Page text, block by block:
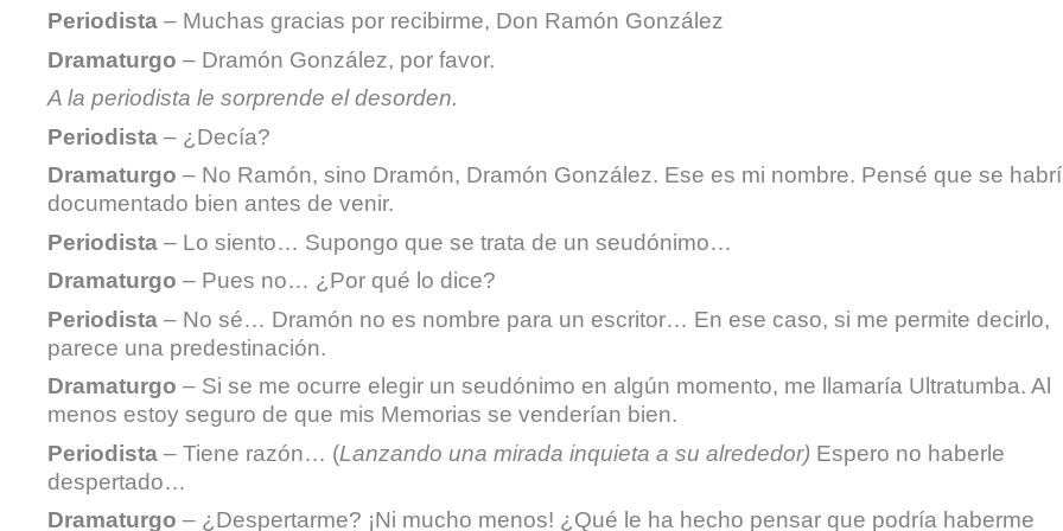
Periodista – Muchas gracias por recibirme, Don Ramón González
Dramaturgo – Dramón González, por favor.
A la periodista le sorprende el desorden.
Periodista – ¿Decía?
Dramaturgo – No Ramón, sino Dramón, Dramón González. Ese es mi nombre. Pensé que se
documentado bien antes de venir.
Periodista – Lo siento… Supongo que se trata de un seudónimo…
Dramaturgo – Pues no… ¿Por qué lo dice?
Periodista – No sé… Dramón no es nombre para un escritor… En ese caso, si me permite decirlo,
parece una predestinación.
Dramaturgo – Si se me ocurre elegir un seudónimo en algún momento, me llamaría Ultratumba. Al
menos estoy seguro de que mis Memorias se venderían bien.
Periodista – Tiene razón… (Lanzando una mirada inquieta a su alrededor) Espero no haberle
despertado…
Dramaturgo – ¿Despertarme? ¡Ni mucho menos! ¿Qué le ha hecho pensar que podría haberme